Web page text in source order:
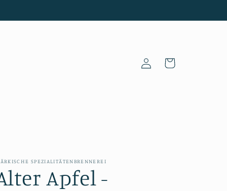
EinloggenWarenkorb
SPEZIALITÄTENBRENNEREI
Apfel -